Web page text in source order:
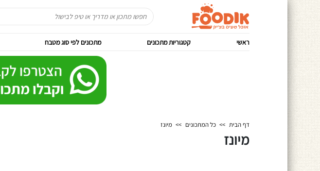
ראשי קטגוריות מתכונים מתכונים לפי סוג מטבח
דף הבית >> כל המתכונים >> מיונז
מיונז